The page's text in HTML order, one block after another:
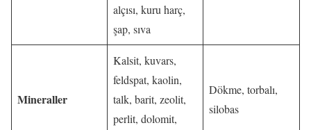
alçısı, kuru harç,
şap, sıva
Mineraller
Kalsit, kuvars,
feldspat, kaolin,
talk, barit, zeolit,
perlit, dolomit,
Dökme, torbalı,
silobas